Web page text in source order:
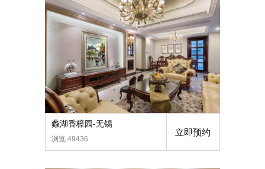
蠡湖香樟园-无锡
浏览 49436
立即预约